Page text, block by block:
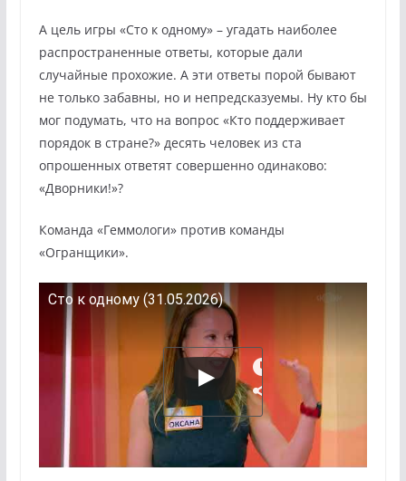
А цель игры «Сто к одному» – угадать наиболее
распространенные ответы, которые дали
случайные прохожие. А эти ответы порой бывают
не только забавны, но и непредсказуемы. Ну кто бы
мог подумать, что на вопрос «Кто поддерживает
порядок в стране?» десять человек из ста
опрошенных ответят совершенно одинаково:
«Дворники!»?
Команда «Геммологи» против команды
«Огранщики».
Сто к одному (31.05.2026)